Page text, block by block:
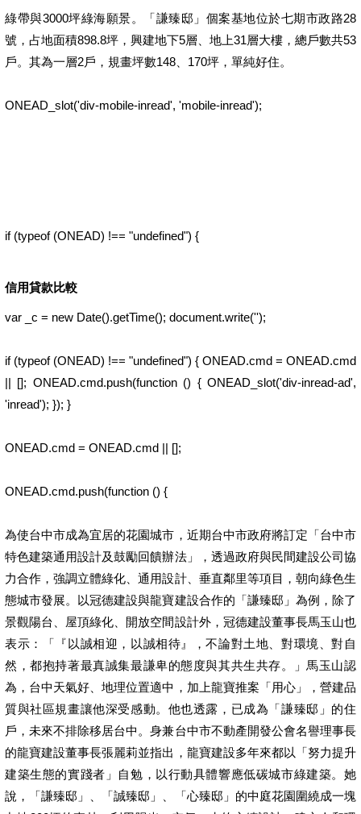
綠帶與3000坪綠海願景。「謙臻邸」個案基地位於七期市政路28
號，占地面積898.8坪，興建地下5層、地上31層大樓，總戶數共53
戶。其為一層2戶，規畫坪數148、170坪，單純好住。
ONEAD_slot('div-mobile-inread', 'mobile-inread');
if (typeof (ONEAD) !== "undefined") {
信用貸款比較
var _c = new Date().getTime(); document.write('');
if (typeof (ONEAD) !== "undefined") { ONEAD.cmd = ONEAD.cmd
|| []; ONEAD.cmd.push(function () { ONEAD_slot('div-inread-ad',
'inread'); }); }
ONEAD.cmd = ONEAD.cmd || [];
ONEAD.cmd.push(function () {
為使台中市成為宜居的花園城市，近期台中市政府將訂定「台中市
特色建築通用設計及鼓勵回饋辦法」，透過政府與民間建設公司協
力合作，強調立體綠化、通用設計、垂直鄰里等項目，朝向綠色生
態城市發展。以冠德建設與龍寶建設合作的「謙臻邸」為例，除了
景觀陽台、屋頂綠化、開放空間設計外，冠德建設董事長馬玉山也
表示：「『以誠相迎，以誠相待』，不論對土地、對環境、對自
然，都抱持著最真誠集最謙卑的態度與其共生共存。」馬玉山認
為，台中天氣好、地理位置適中，加上龍寶推案「用心」，營建品
質與社區規畫讓他深受感動。他也透露，已成為「謙臻邸」的住
戶，未來不排除移居台中。身兼台中市不動產開發公會名譽理事長
的龍寶建設董事長張麗莉並指出，龍寶建設多年來都以「努力提升
建築生態的實踐者」自勉，以行動具體響應低碳城市綠建築。她
說，「謙臻邸」、「誠臻邸」、「心臻邸」的中庭花園圍繞成一塊